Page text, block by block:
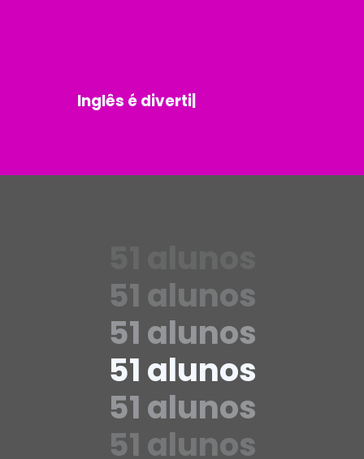
Inglês é diverti
51 alunos
51 alunos
51 alunos
51 alunos
51 alunos